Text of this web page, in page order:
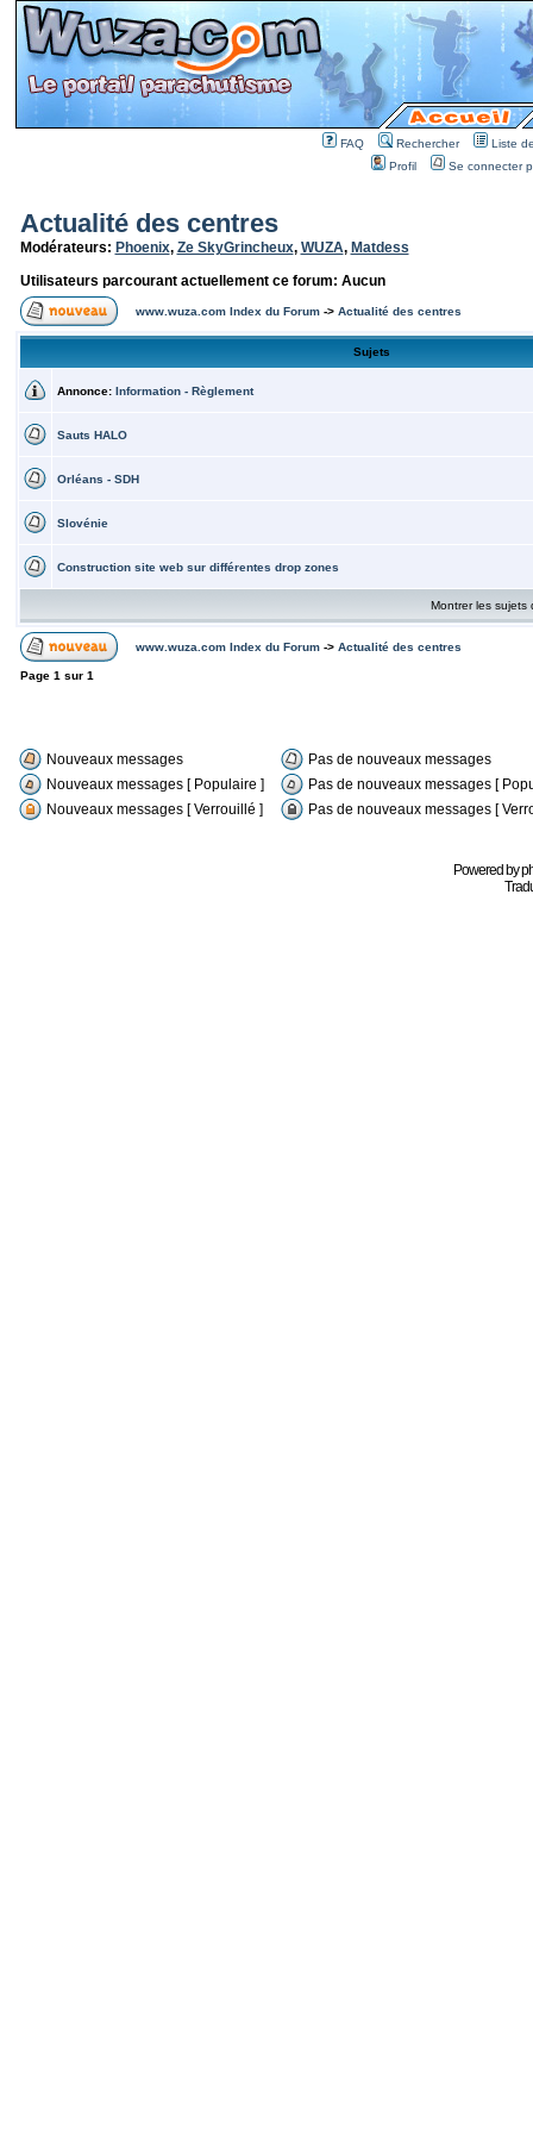
FAQ Rechercher
Liste
Profil
Se connecter
Actualité des centres
Modérateurs: Phoenix, Ze SkyGrincheux, WUZA, Matdess
Utilisateurs parcourant actuellement ce forum: Aucun
www.wuza.com Index du Forum-> Actualité des centres
Sujets
Annonce: Information - Règlement
Sauts HALO
Orléans - SDH
Slovénie
Construction site web sur différentes drop zones
Montrer les sujets
www.wuza.com Index du Forum-> Actualité des centres
Page 1 sur 1
Nouveaux messages
Pas de nouveaux messages
Nouveaux messages [ Populaire ]
Pas de nouveaux messages [
Nouveaux messages [ Verrouillé ]
Pas de nouveaux messages [
Powered by